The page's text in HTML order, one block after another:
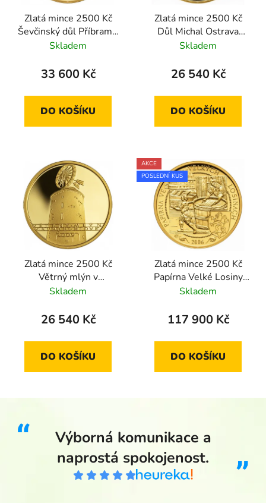
Zlatá mince 2500 Kč
Ševčinský důl Příbram -
Březové Hory 2007
Skladem
33 600 Kč
DO KOŠÍKU
Zlatá mince 2500 Kč
Důl Michal Ostrava
2010 proof
Skladem
26 540 Kč
DO KOŠÍKU
Zlatá mince 2500 Kč
Větrný mlýn v
Ruprechtově 2009
Skladem
26 540 Kč
DO KOŠÍKU
AKCE
POSLEDNÍ KUS
Zlatá mince 2500 Kč
Papírna Velké Losiny
2006 proof
Skladem
117 900 Kč
DO KOŠÍKU
Výborná komunikace a
naprostá spokojenost.